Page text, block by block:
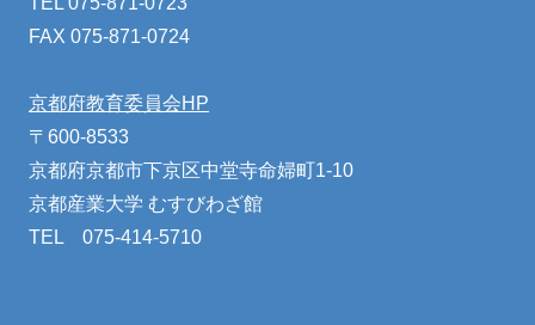
FAX 075-871-0724
京都府教育委員会HP
〒600-8533
京都府京都市下京区中堂寺命婦町1-10
京都産業大学 むすびわざ館
TEL 075-414-5710